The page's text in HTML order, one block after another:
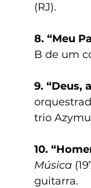
(RJ).
8. “Meu
B de um
9. “Deus,
trio
10.
Música
guitarra.